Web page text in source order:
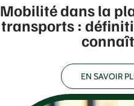
Mobilité dans la
transports :
EN SAVOIR